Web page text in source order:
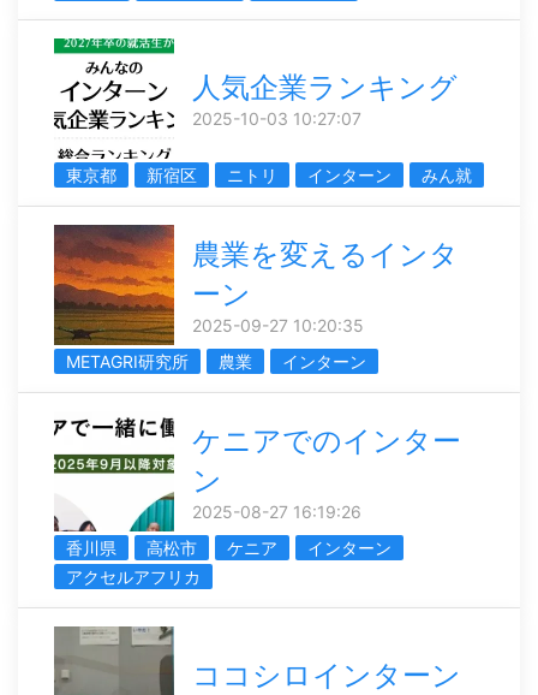
人気企業ランキング
2025-10-03 10:27:07
東京都 新宿区 ニトリ インターン みん就
農業を変えるインタ
ーン
2025-09-27 10:20:35
METAGRI研究所
農業 インターン
ケニアでのインター
ン
2025-08-27 16:19:26
香川県
高松市 ケニア
インターン
アクセルアフリカ
ココシロインターン